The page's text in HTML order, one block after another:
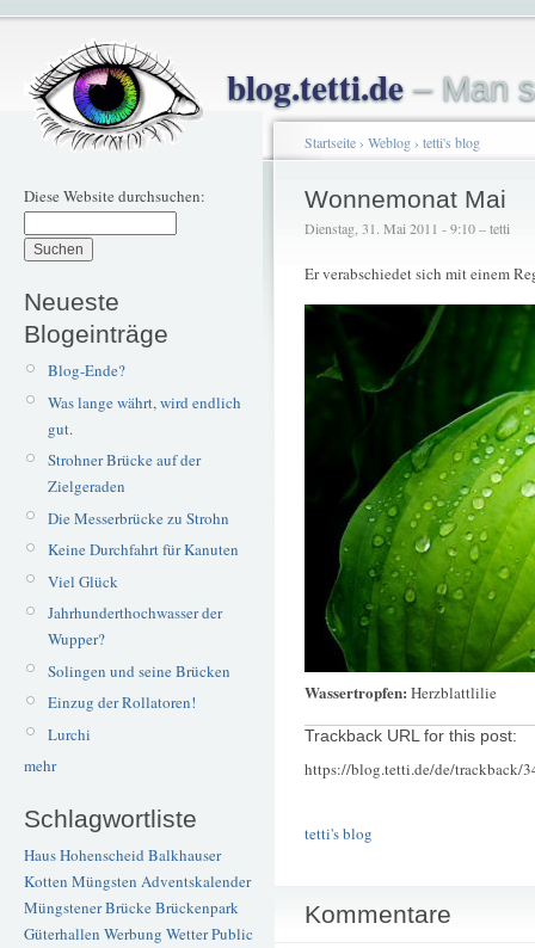
blog.tetti.de– Man
Diese Website durchsuchen:
Neueste
Blogeinträge
Blog-Ende?
Was lange währt, wird endlich
gut.
Strohner Brücke auf der
Zielgeraden
Die Messerbrücke zu Strohn
Keine Durchfahrt für Kanuten
Viel Glück
Jahrhunderthochwasser der
Wupper?
Solingen und seine Brücken
Einzug der Rollatoren!
Lurchi
mehr
Schlagwortliste
Haus Hohenscheid Balkhauser
Kotten Müngsten Adventskalender
Müngstener BrückeBrückenpark
Güterhallen Werbung WetterPublic
Startseite› Weblog› tetti's blog
Wonnemonat Mai
Dienstag, 31. Mai 2011 - 9:10 – tetti
Er verabschiedet sich mit einem
Wassertropfen: Herzblattlilie
Trackback URL for this post:
https://blog.tetti.de/de/trackback/
tetti's blog
Kommentare